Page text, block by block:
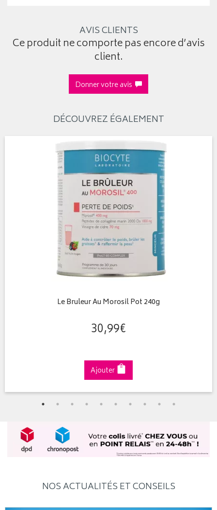
AVIS CLIENTS
Ce produit ne comporte pas encore d’avis
client.
Donner votre avis
DÉCOUVREZ ÉGALEMENT
Le Bruleur Au Morosil Pot 240g
30,99€
Ajouter
NOS ACTUALITÉS ET CONSEILS